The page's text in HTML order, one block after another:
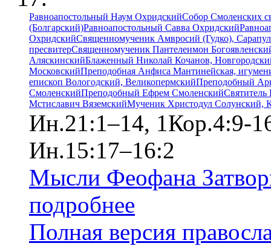
Равноапостольный Наум ОхридскийСобор Смоленских
(Болгарский)Равноапостольный Савва Охридский
ОхридскийСвященномученик Амвросий (Гудко),
пресвитерСвященномученик Пантелеимон
АляскинскийБлаженный Николай Кочанов,
МосковскийПреподобная Анфиса Мантинейская,
епископ Вологодский, ВеликопермскийПреподобный
СмоленскийПреподобный Ефрем СмоленскийСвятитель
Мстиславич ВяземскийМученик Христодул Солунский,
Ин.21:1–14, 1Кор.4:9-
Ин.15:17–16:2
Мысли Феофана
подробнее
Полная версия